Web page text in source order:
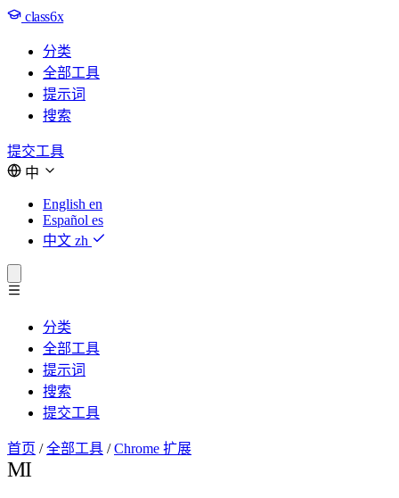
class6x
分类
全部工具
提示词
搜索
提交工具
中
English en
Español es
中文 zh
分类
全部工具
提示词
搜索
提交工具
首页 / 全部工具 / Chrome 扩展
MI